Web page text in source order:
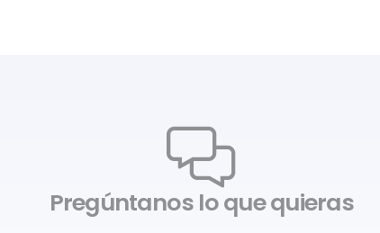
Pregúntanos lo que quieras